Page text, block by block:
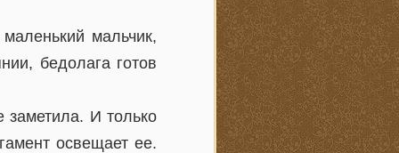
мальчик,
бедолага готов
заметила. И только
освещает ее.